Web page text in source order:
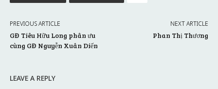
PREVIOUS ARTICLE
GĐ Tiêu Hữu Long phân ưu
cùng GĐ Nguyễn Xuân Diến
NEXT ARTICLE
Phan Thị Thương
LEAVE A REPLY